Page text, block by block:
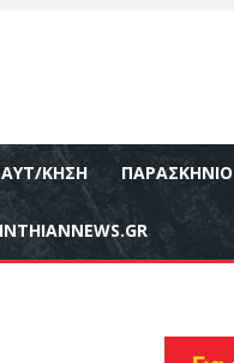
ΚΗΣΗ ΠΑΡΑΣΚΉΝΙΟ